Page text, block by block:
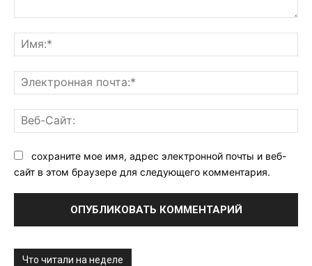
сохраните мое имя, адрес электронной почты и веб-
сайт в этом браузере для следующего комментария.
Что читали на неделе